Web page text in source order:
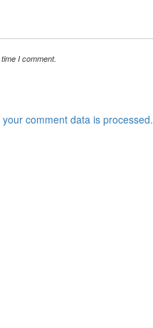
I comment.
comment data is processed.